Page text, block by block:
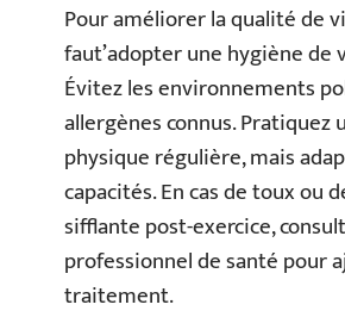
Pour améliorer la qualité de
faut’adopter une hygiène de
Évitez les environnements
allergènes connus. Pratiquez
physique régulière, mais
capacités. En cas de toux ou
sifflante post-exercice,
professionnel de santé pour
traitement.